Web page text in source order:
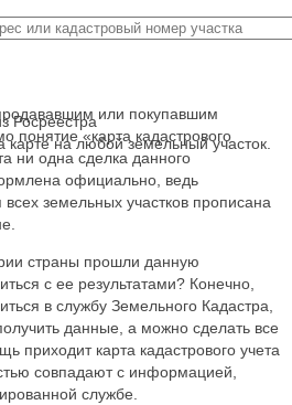
Росреестра
карте на любой земельный участок.
или покупавшим
понятие «карта кадастрового
ни одна сделка данного
официально, ведь
земельных участков прописана
страны прошли данную
с ее результатами? Конечно,
в службу Земельного Кадастра,
данные, а можно сделать все
приходит карта кадастрового учета
совпадают с информацией,
службе.